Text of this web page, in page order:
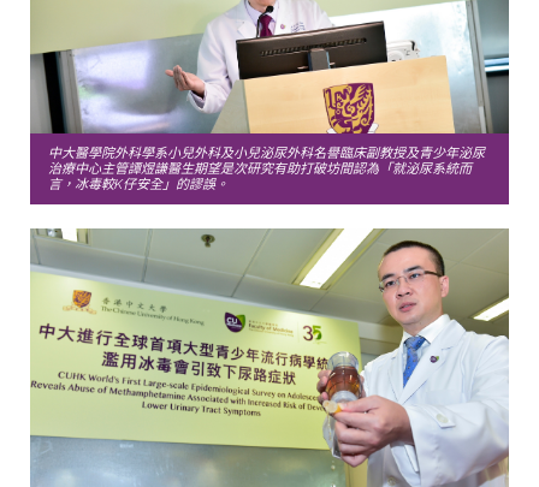
中大醫學院外科學系小兒外科及小兒泌尿外科名譽臨床副教授及青少年泌尿
治療中心主管譚煜謙醫生期望是次研究有助打破坊間認為「就泌尿系統而
言，冰毒較K仔安全」的謬誤。